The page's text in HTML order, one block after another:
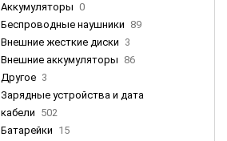
Аккумуляторы 0
Беспроводные наушники 89
Внешние жесткие диски 3
Внешние аккумуляторы 86
Другое 3
Зарядные устройства и дата
кабели 502
Батарейки 15